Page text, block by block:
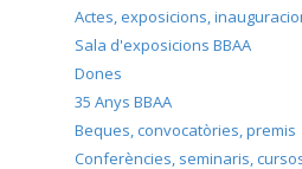
Actes, exposicions,
Sala d'exposicions BBAA
Dones
35 Anys BBAA
Beques, convocatòries, premis
Conferències, seminaris,